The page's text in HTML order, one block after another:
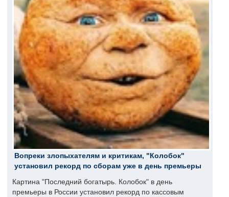
Вопреки злопыхателям и критикам, "Колобок"
установил рекорд по сборам уже в день премьеры
Картина "Последний богатырь. Колобок" в день
премьеры в России установил рекорд по кассовым